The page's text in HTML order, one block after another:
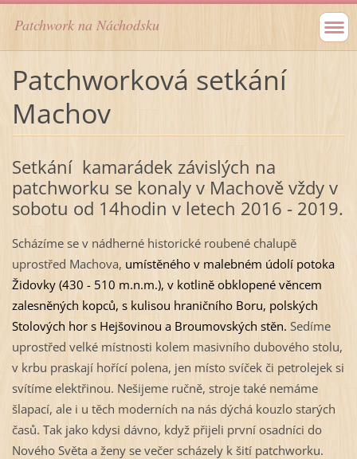
Patchwork na Náchodsku
Patchworková setkání
Machov
Setkání kamarádek závislých na
patchworku se konaly v Machově vždy v
sobotu od 14hodin v letech 2016 - 2019.
Scházíme se v nádherné historické roubené chalupě
uprostřed Machova, umístěného v malebném údolí potoka
Židovky (430 - 510 m.n.m.), v kotlině obklopené věncem
zalesněných kopců, s kulisou hraničního Boru, polských
Stolových hor s Hejšovinou a Broumovských stěn. Sedíme
uprostřed velké místnosti kolem masivního dubového stolu,
v krbu praskají hořící polena, jen místo svíček či petrolejek si
svítíme elektřinou. Nešijeme ručně, stroje také nemáme
šlapací, ale i u těch moderních na nás dýchá kouzlo starých
časů. Tak jako kdysi dávno, když přijeli první osadníci do
Nového Světa a ženy se večer scházely k šití patchworku.